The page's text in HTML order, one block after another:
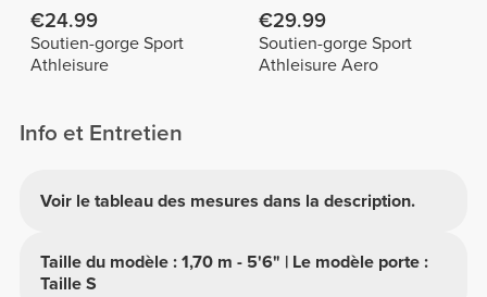
€24.99
Soutien-gorge Sport
Athleisure
€29.99
Soutien-gorge Sport
Athleisure Aero
Info et Entretien
Voir le tableau des mesures dans la description.
Taille du modèle : 1,70 m - 5'6" | Le modèle porte :
Taille S